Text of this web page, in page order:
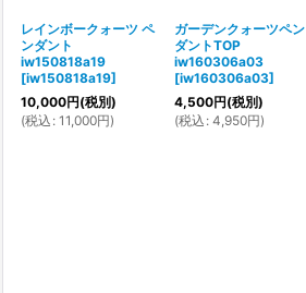
レインボークォーツ ペ
ンダント
iw150818a19
[iw150818a19]
10,000円(税別)
(税込 : 11,000円)
ガーデンクォーツペン
ダントTOP
iw160306a03
[iw160306a03]
4,500円(税別)
(税込 : 4,950円)